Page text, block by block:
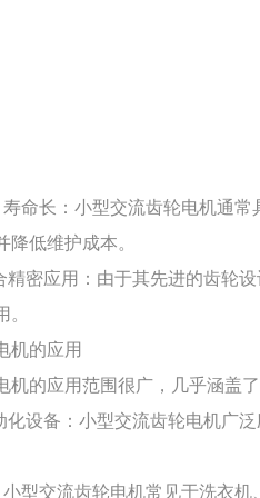
命长：小型交流齿轮电机通
降低维护成本。
精密应用：由于其先进的齿轮
。
机的应用
机的应用范围很广，几乎涵盖
化设备：小型交流齿轮电机广
型交流齿轮电机常见于洗衣